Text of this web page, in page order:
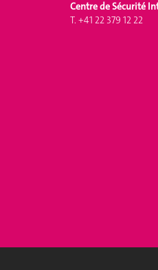
Centre de Sécurité
T. +41 22 379 12 22